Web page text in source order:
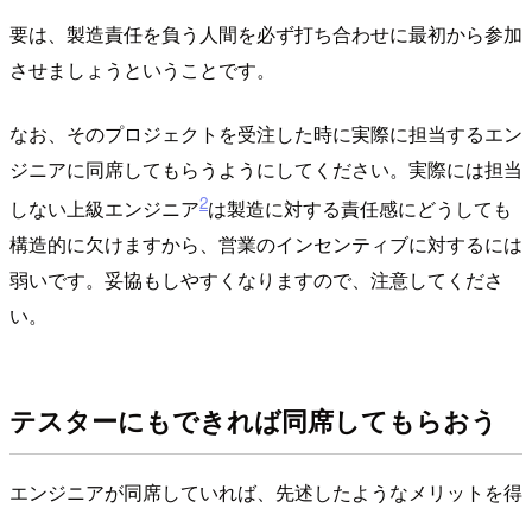
要は、製造責任を負う人間を必ず打ち合わせに最初から参加
させましょうということです。
なお、そのプロジェクトを受注した時に実際に担当するエン
ジニアに同席してもらうようにしてください。実際には担当
しない上級エンジニア2は製造に対する責任感にどうしても
構造的に欠けますから、営業のインセンティブに対するには
弱いです。妥協もしやすくなりますので、注意してくださ
い。
テスターにもできれば同席してもらおう
エンジニアが同席していれば、先述したようなメリットを得